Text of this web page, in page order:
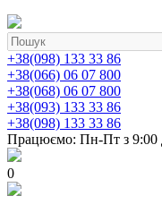
+38(098) 133 33 86
+38(066) 06 07 800
+38(068) 06 07 800
+38(093) 133 33 86
+38(098) 133 33 86
Працюємо: Пн-Пт з 9:00
0